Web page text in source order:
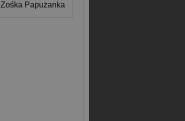
Zośka Papużanka